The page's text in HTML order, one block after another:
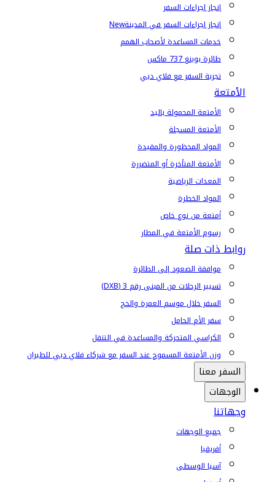
إنجاز إجراءات السفر
إنجاز إجراءات السفر في المدينةNew
خدمات المساعدة لأصحاب الهمم
طائرة بوينغ 737 ماكس
تجربة السفر مع فلاي دبي
الأمتعة
الأمتعة المحمولة باليد
الأمتعة المسجلة
المواد المحظورة والمقيدة
الأمتعة المتأخرة أو المتضررة
المعدات الرياضية
المواد الخطرة
أمتعة من نوع خاص
رسوم الأمتعة في المطار
روابط ذات صلة
موافقة الصعود إلى الطائرة
تسيير الرحلات من المبنى رقم 3 (DXB)
السفر خلال موسم العمرة والحج
سفر الأم الحامل
الكراسي المتحركة والمساعدة في التنقل
وزن الأمتعة المسموح عند السفر مع شركاء فلاي دبي للطيران
السفر معنا
الوجهات
وجهاتنا
جميع الوجهات
أفريقيا
آسيا الوسطى